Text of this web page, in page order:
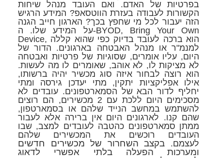
בפרטיות של האדם. ואם העובד מנהל שיחות
הקשורות לעבודה בעזרת הווטסאפ? המידע הרגיש
הזה יעבור לכל מי שחפץ בכך? הארגון חייב הגנה
על המידע שלו. ה-BYOD, Bring Your Own
Device, הוא ברכה לעובד בדיוק כפי שהוא קללה
למנמ"ר או מנהל האבטחה בארגונים. הדור של
היום, עליו אומרים, שסוגיות של פרטיות ואבטחה
לא מציקות לו, לא אוהב, שאומרים לו מה לעשות.
הוא רוצה לבחור איזה סוג מכשיר יהיה ברשותו,
אילו אפליקציות יתקין, מתי יעדכן גירסה ומתי
יחליף לדור הבא של הסמארטפונים. עובדים לא
מסכימים היום ללכת עם 2 מכשירים, הם רוצים
להשתמש במחשב הנייד שלהם או בסמארטפון,
שהם קנו. לארגונים היום אין ברירה אלא לעבור
ממתן סמארטפונים כהטבה לעובדים למצב, שבו
העובדים רוכשים את המכשירים שלהם
לעצמם. בקצב השחרור של מכשירים חדשים
ומערכות הפעלה בלתי אפשרי לדאוג